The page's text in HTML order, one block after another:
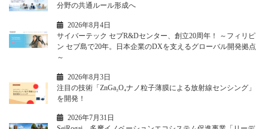
分野の共通ルール形成へ
2026年8月4日
サイバーテック セブR&Dセンター、創立20周年！ ～フィリピ
ン セブ島で20年。日本企業のDXを支えるグローバル開発拠点
～
2026年8月3日
注目の技術「ZnGa₂O₄ナノ粒子薄膜による放射線センシング」
を開発！
2026年7月31日